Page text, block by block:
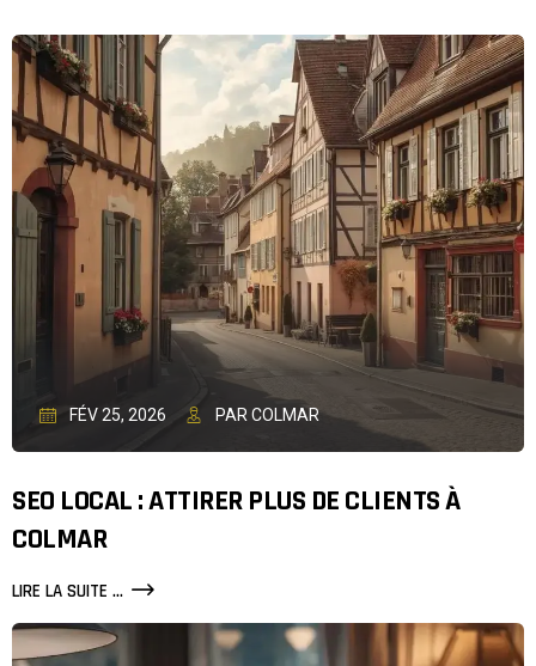
FÉV 25, 2026 PAR COLMAR
SEO LOCAL : ATTIRER PLUS DE CLIENTS À
COLMAR
LIRE LA SUITE ...